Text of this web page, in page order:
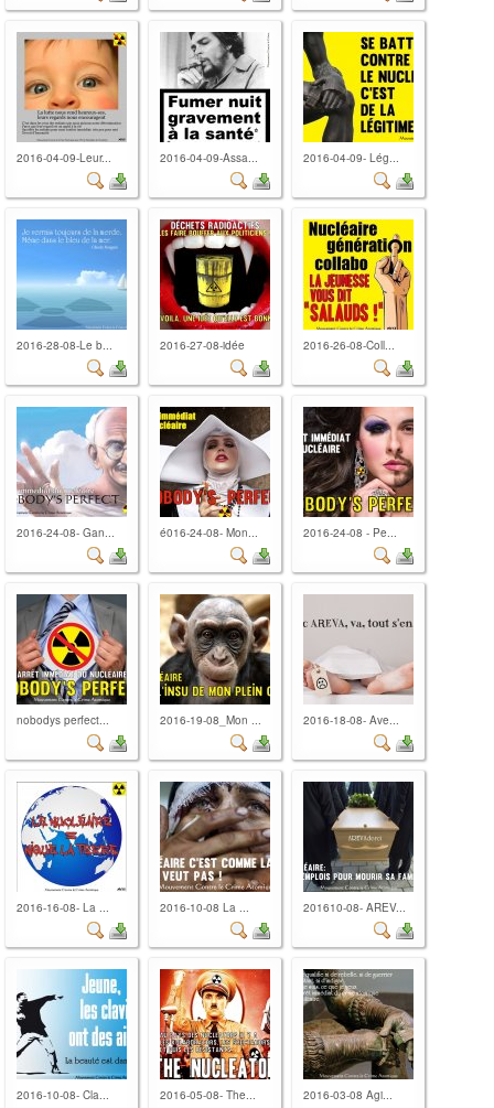
2016-04-09-Leur... 2016-04-09-Assa... 2016-04-09- Lég...
2016-28-08-Le b... 2016-27-08-idée 2016-26-08-Coll...
2016-24-08- Gan... é016-24-08- Mon... 2016-24-08 - Pe...
nobodys perfect... 2016-19-08_Mon ... 2016-18-08- Ave...
2016-16-08- La ... 2016-10-08 La ... 201610-08- AREV...
2016-10-08- Cla... 2016-05-08- The... 2016-03-08 Agi...